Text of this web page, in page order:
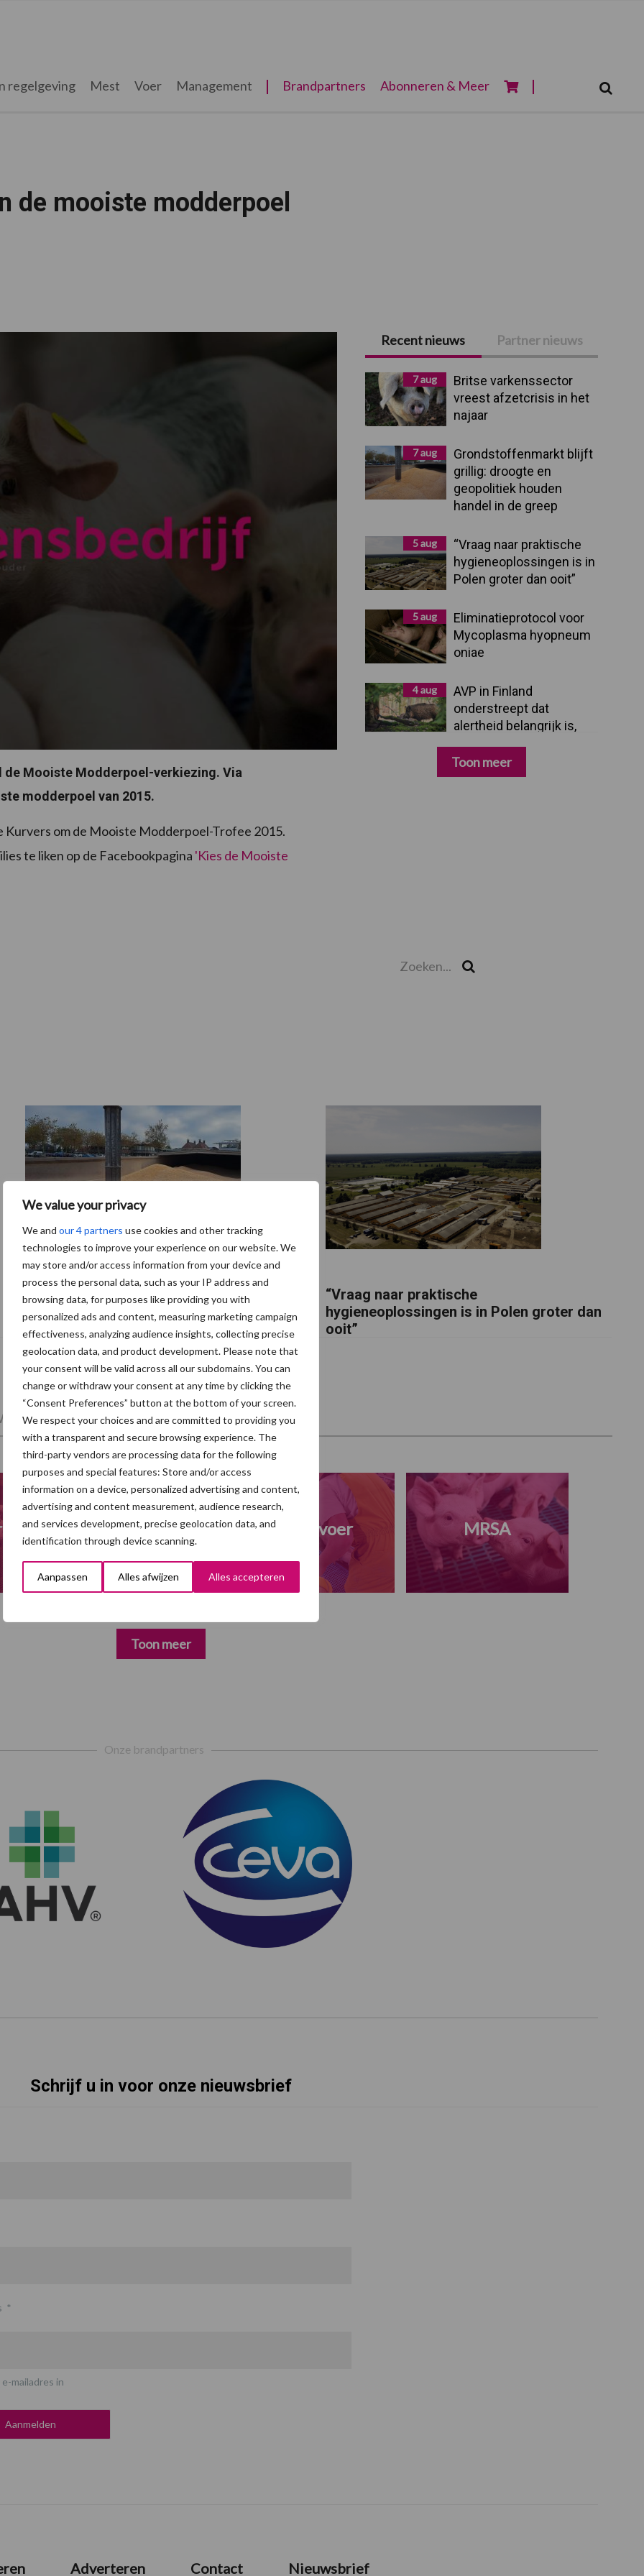
We value your privacy
We and our 4 partners use cookies and other tracking
technologies to improve your experience on our website. We
may store and/or access information from your device and
process the personal data, such as your IP address and
browsing data, for purposes like providing you with
personalized ads and content, measuring marketing campaign
effectiveness, analyzing audience insights, collecting precise
geolocation data, and product development. Please note that
your consent will be valid across all our subdomains. You can
change or withdraw your consent at any time by clicking the
“Consent Preferences” button at the bottom of your screen.
We respect your choices and are committed to providing you
with a transparent and secure browsing experience. The
third-party vendors are processing data for the following
purposes and special features: Store and/or access
information on a device, personalized advertising and content,
advertising and content measurement, audience research,
and services development, precise geolocation data, and
identification through device scanning.
Aanpassen Alles afwijzen Alles accepteren
regelgeving Mest Voer Management Brandpartners Abonneren & Meer
de mooiste modderpoel
de Mooiste Modderpoel-verkiezing. Via
modderpoel van 2015.
Kurvers om de Mooiste Modderpoel-Trofee 2015.
te liken op de Facebookpagina 'Kies de Mooiste
Primaire
Sidebar
Recent nieuws Partner nieuws
7 aug
Britse varkenssector
vreest afzetcrisis in het
najaar
7 aug
Grondstoffenmarkt blijft
grillig: droogte en
geopolitiek houden
handel in de greep
5 aug
“Vraag naar praktische
hygieneoplossingen is in
Polen groter dan ooit”
5 aug
Eliminatieprotocol voor
Mycoplasma hyopneum
oniae
4 aug
AVP in Finland
onderstreept dat
alertheid belangrijk is,
Toon meer
Grondstoffenmarkt blijft grillig: droogte
en geopolitiek houden handel in de greep
“Vraag naar praktische
hygieneoplossingen is in Polen groter dan
ooit”
en regelgeving Mest Varkensvoer
Hittestress varkens Mengvoer MRSA
Toon meer
Onze brandpartners
Schrijf u in voor onze nieuwsbrief
*
mailadres in
Adverteren Contact Nieuwsbrief